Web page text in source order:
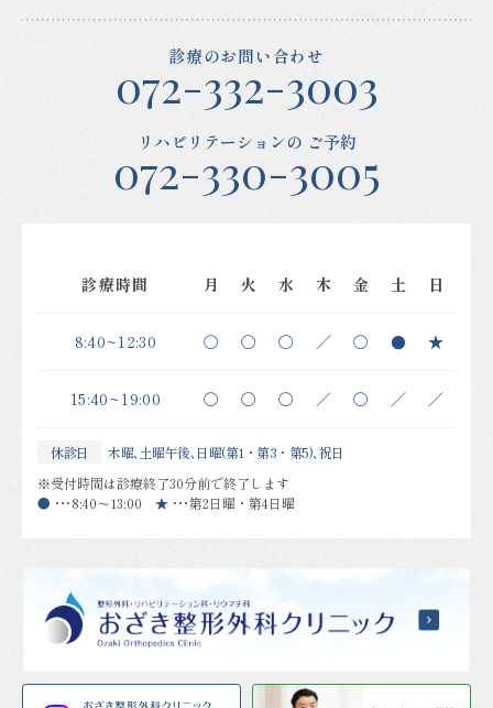
診療のお問い合わせ
072-332-3003
リハビリテーションの ご予約
072-330-3005
診療時間 月 火 水 木 金 土 日
8:40~12:30 〇 〇 〇 ／ 〇 ● ★
15:40~19:00 〇 〇 〇 ／ 〇 ／ ／
休診日
木曜､土曜午後､日曜(第1・第3・第5)､祝日
※受付時間は診療終了30分前で終了します
● ・・・ 8:40～13:00★ ・・・ 第2日曜・第4日曜